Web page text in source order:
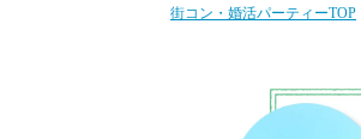
街コン・婚活パーティーTOP